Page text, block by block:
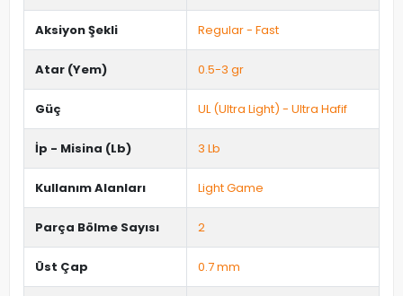
Aksiyon Şekli Regular - Fast
Atar (Yem) 0.5-3 gr
Güç UL (Ultra Light) - Ultra Hafif
İp - Misina (Lb) 3 Lb
Kullanım Alanları Light Game
Parça Bölme Sayısı 2
Üst Çap 0.7 mm